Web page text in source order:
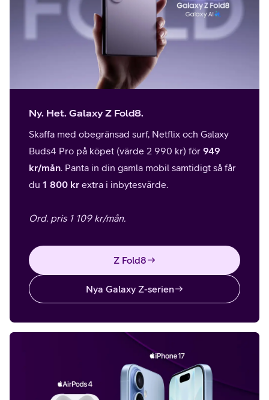
Ny. Het. Galaxy Z Fold8.
Skaffa med obegränsad surf, Netflix och Galaxy
Buds4 Pro på köpet (värde 2 990 kr) för 949
kr/mån. Panta in din gamla mobil samtidigt så får
du 1 800 kr extra i inbytesvärde.
Ord. pris 1 109 kr/mån.
Z Fold8
Nya Galaxy Z-serien